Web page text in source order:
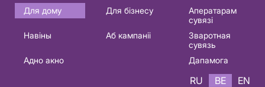
Основная
навигация
Для дому Для бізнесу
Аператарам
сувязі
Навіны
Аб кампаніі
Зваротная
сувязь
Адно акно
Дапамога
RU BE EN